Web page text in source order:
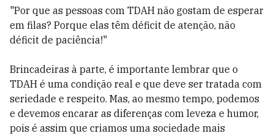
"Por que as pessoas com TDAH não gostam de esperar
em filas? Porque elas têm déficit de atenção, não
déficit de paciência!"
Brincadeiras à parte, é importante lembrar que o
TDAH é uma condição real e que deve ser tratada com
seriedade e respeito. Mas, ao mesmo tempo, podemos
e devemos encarar as diferenças com leveza e humor,
pois é assim que criamos uma sociedade mais